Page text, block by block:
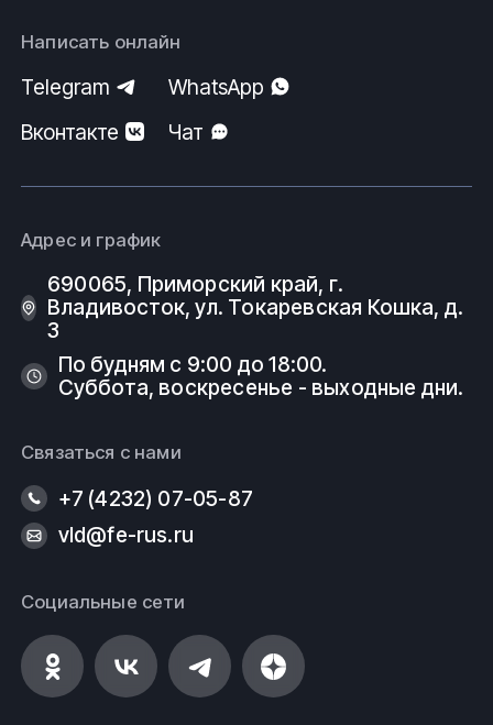
Написать онлайн
Telegram
WhatsApp
Вконтакте
Чат
Адрес и график
690065, Приморский край, г.
Владивосток, ул. Токаревская Кошка, д.
3
По будням с 9:00 до 18:00.
Суббота, воскресенье - выходные дни.
Связаться с нами
+7 (4232) 07-05-87
vld@fe-rus.ru
Социальные сети